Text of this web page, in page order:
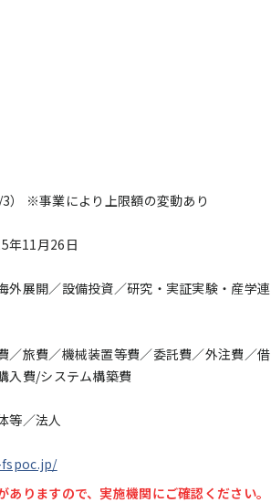
） ※事業により上限額の変動あり
年11月26日
外展開／設備投資／研究・実証実験・産学連
／旅費／機械装置等費／委託費／外注費／借
入費/システム構築費
等／法人
りますので、実施機関にご確認ください。